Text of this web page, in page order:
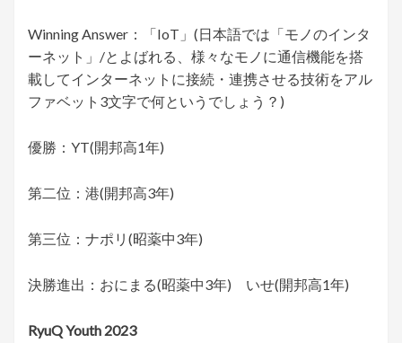
Winning Answer：「IoT」(日本語では「モノのインタ
ーネット」/とよばれる、様々なモノに通信機能を搭
載してインターネットに接続・連携させる技術をアル
ファベット3文字で何というでしょう？)
優勝：YT(開邦高1年)
第二位：港(開邦高3年)
第三位：ナポリ(昭薬中3年)
決勝進出：おにまる(昭薬中3年) いせ(開邦高1年)
RyuQ Youth 2023